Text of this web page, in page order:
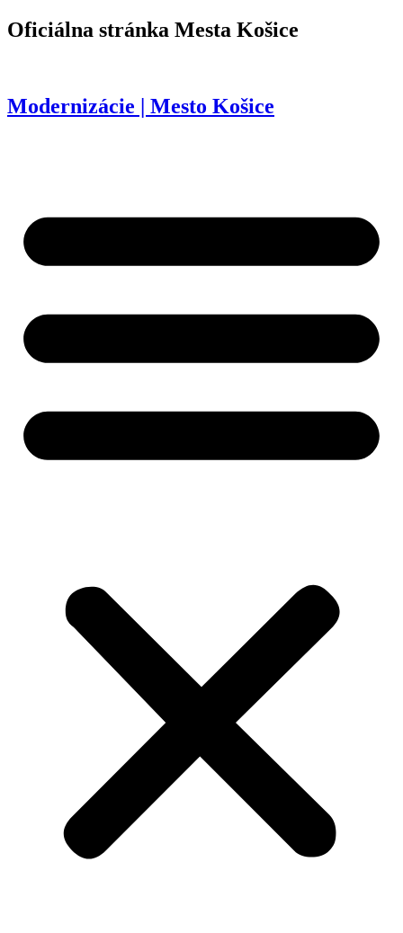
Preskočiť
na
Oficiálna stránka Mesta Košice
Modernizácie | Mesto Košice